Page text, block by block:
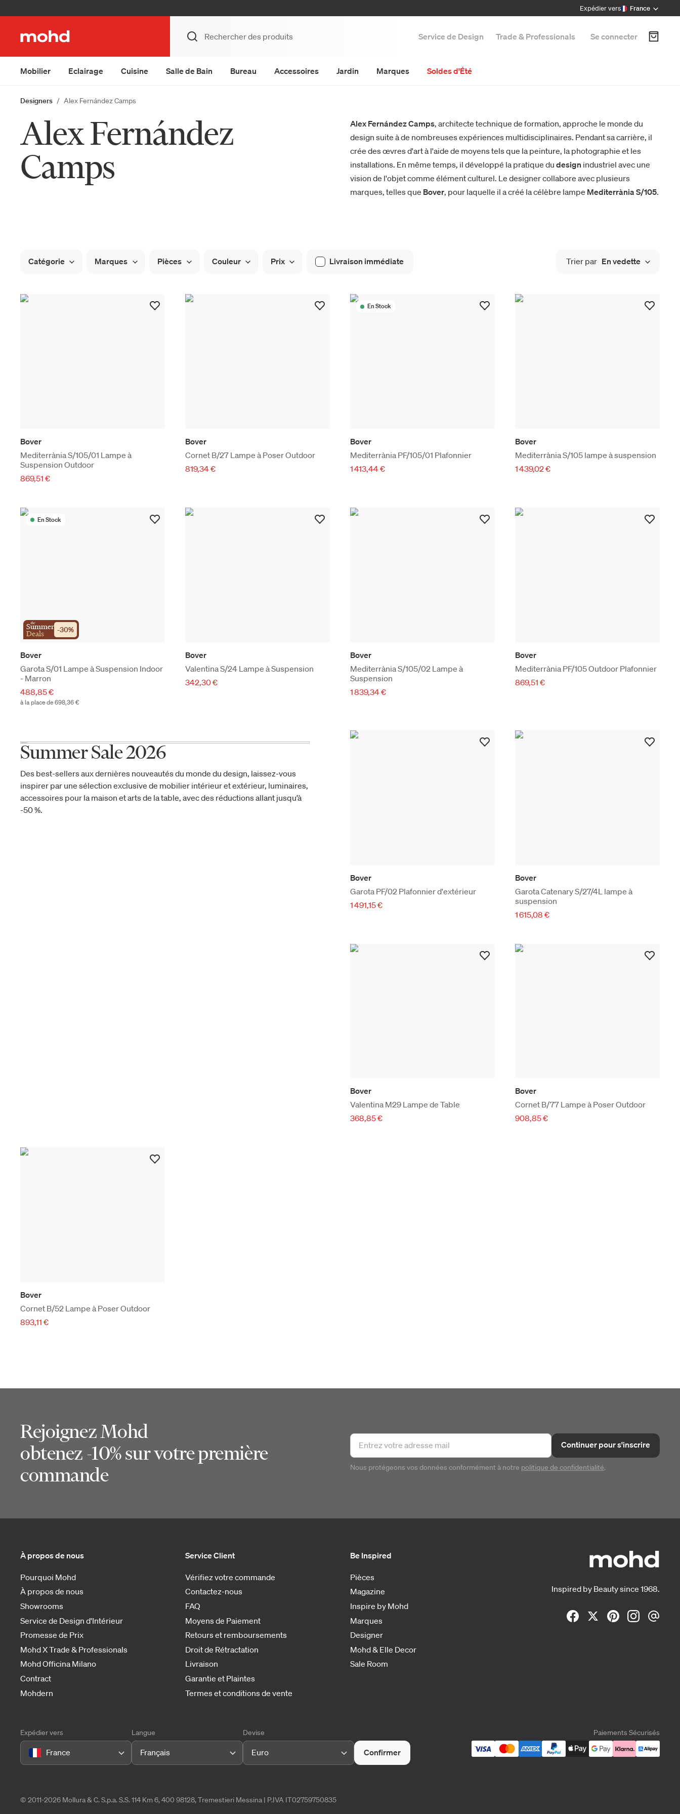
Expédier vers France
Service de Design Trade & Professionals Se connecter
Mobilier Eclairage Cuisine Salle de Bain Bureau Accessoires Jardin Marques Soldes d'Été
Designers Alex Fernández Camps
Alex Fernández
Camps
Alex Fernández Camps, architecte technique de formation, approche le monde du
design suite à de nombreuses expériences multidisciplinaires. Pendant sa carrière, il
crée des œvres d'art à l'aide de moyens tels que la peinture, la photographie et les
installations. En même temps, il développé la pratique du design industriel avec une
vision de l'objet comme élément culturel. Le designer collabore avec plusieurs
marques, telles que Bover, pour laquelle il a créé la célèbre lampe Mediterrània S/105.
Catégorie Marques Pièces Couleur Prix Livraison immédiate Trier par En vedette
Bover
Mediterrània S/105/01 Lampe à
Suspension Outdoor
869,51 €
Bover
Cornet B/27 Lampe à Poser Outdoor
819,34 €
En Stock
Bover
Mediterrània PF/105/01 Plafonnier
1 413,44 €
Bover
Mediterrània S/105 lampe à suspension
1 439,02 €
En Stock
the
Summer
Deals -30%
Bover
Garota S/01 Lampe à Suspension Indoor
- Marron
488,85 €
à la place de 698,36 €
Bover
Valentina S/24 Lampe à Suspension
342,30 €
Bover
Mediterrània S/105/02 Lampe à
Suspension
1 839,34 €
Bover
Mediterrània PF/105 Outdoor Plafonnier
869,51 €
Summer Sale 2026
Des best-sellers aux dernières nouveautés du monde du design, laissez-vous
inspirer par une sélection exclusive de mobilier intérieur et extérieur, luminaires,
accessoires pour la maison et arts de la table, avec des réductions allant jusqu’à
-50 %.
Bover
Garota PF/02 Plafonnier d'extérieur
1 491,15 €
Bover
Garota Catenary S/27/4L lampe à
suspension
1 615,08 €
Bover
Valentina M29 Lampe de Table
368,85 €
Bover
Cornet B/77 Lampe à Poser Outdoor
908,85 €
Bover
Cornet B/52 Lampe à Poser Outdoor
893,11 €
Rejoignez Mohd
obtenez -10% sur votre première
commande
Continuer pour s'inscrire
Nous protégeons vos données conformément à notre politique de confidentialité.
Inspired by Beauty since 1968.
À propos de nous
Pourquoi Mohd
À propos de nous
Showrooms
Service de Design d'Intérieur
Promesse de Prix
Mohd X Trade & Professionals
Mohd Officina Milano
Contract
Mohdern
Service Client
Vérifiez votre commande
Contactez-nous
FAQ
Moyens de Paiement
Retours et remboursements
Droit de Rétractation
Livraison
Garantie et Plaintes
Termes et conditions de vente
Be Inspired
Pièces
Magazine
Inspire by Mohd
Marques
Designer
Mohd & Elle Decor
Sale Room
Expédier vers
France
Langue
Français
Devise
Euro Confirmer
Paiements Sécurisés
© 2011-2026 Mollura & C. S.p.a. S.S. 114 Km 6, 400 98128, Tremestieri Messina | P.IVA IT02759750835